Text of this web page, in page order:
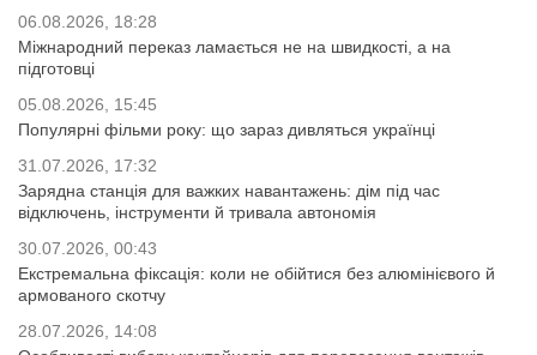
06.08.2026, 18:28
Міжнародний переказ ламається не на швидкості, а на
підготовці
05.08.2026, 15:45
Популярні фільми року: що зараз дивляться українці
31.07.2026, 17:32
Зарядна станція для важких навантажень: дім під час
відключень, інструменти й тривала автономія
30.07.2026, 00:43
Екстремальна фіксація: коли не обійтися без алюмінієвого й
армованого скотчу
28.07.2026, 14:08